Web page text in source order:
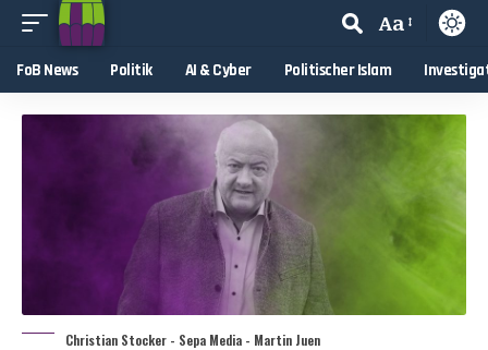
Aa
FoB News Politik AI & Cyber Politischer Islam
Christian Stocker - Sepa Media - Martin Juen